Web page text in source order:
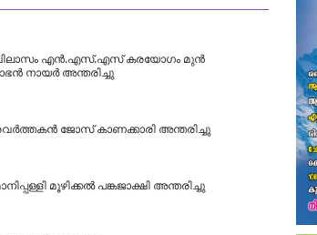
എൻ.എസ്.എസ് കരയോഗം മുന്‍
നായർ അന്തരിച്ചു
ജോസ് കാണക്കാരി അന്തരിച്ചു
മൂഴിക്കല്‍ പങ്കജാക്ഷി അന്തരിച്ചു